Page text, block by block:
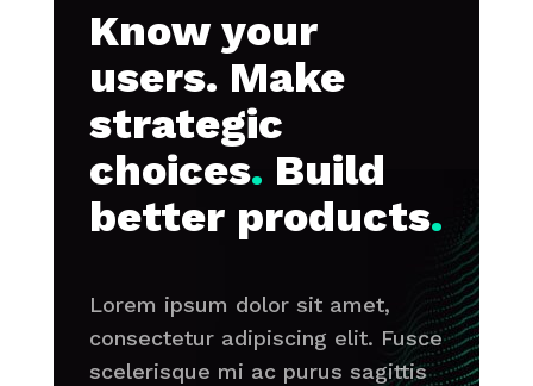
Know your
users. Make
strategic
choices. Build
better products.
Lorem ipsum dolor sit amet,
consectetur adipiscing elit. Fusce
scelerisque mi ac purus sagittis